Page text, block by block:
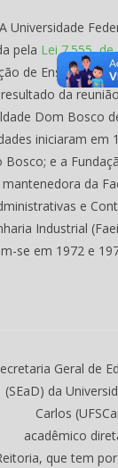
A Universidade
pela Lei 7.555,
de Ensino
da
Dom Bosco
iniciaram em
Bosco; e a
mantenedora da
e
Industrial
se em 1972 e
Geral de
(SEaD) da
Carlos
acadêmico
que tem